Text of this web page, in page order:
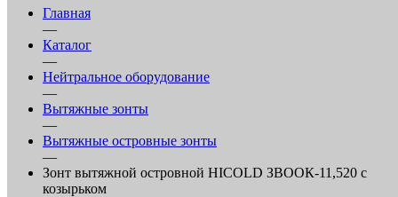
Главная
—
Каталог
—
Нейтральное оборудование
—
Вытяжные зонты
—
Вытяжные островные зонты
—
Зонт вытяжной островной HICOLD ЗВООК-11,520 с
козырьком